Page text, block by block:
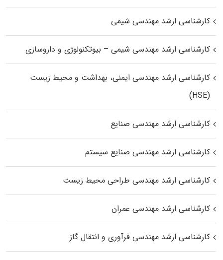
کارشناسی ارشد مهندسی شیمی
کارشناسی ارشد مهندسی شیمی – بیوتکنولوژی و داروسازی
کارشناسی ارشد مهندسی ایمنی، بهداشت و محیط زیست
(HSE)
کارشناسی ارشد مهندسی صنایع
کارشناسی ارشد مهندسی صنایع سیستم
کارشناسی ارشد مهندسی طراحی محیط زیست
کارشناسی ارشد مهندسی عمران
کارشناسی ارشد مهندسی فرآوری و انتقال گاز